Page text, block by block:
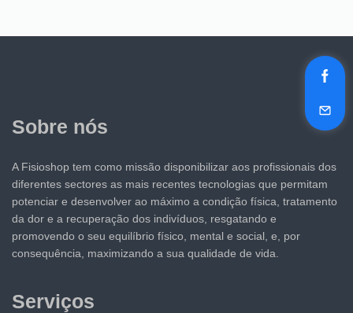
Sobre nós
A Fisioshop tem como missão disponibilizar aos profissionais dos
diferentes sectores as mais recentes tecnologias que permitam
potenciar e desenvolver ao máximo a condição física, tratamento
da dor e a recuperação dos indivíduos, resgatando e
promovendo o seu equilíbrio físico, mental e social, e, por
consequência, maximizando a sua qualidade de vida.
Serviços